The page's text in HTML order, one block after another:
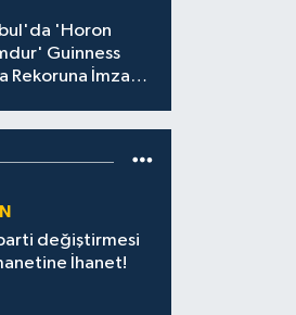
MÜDÜRÜ
'Horon
Guinness
Rekoruna İmza
değiştirmesi
İhanet!